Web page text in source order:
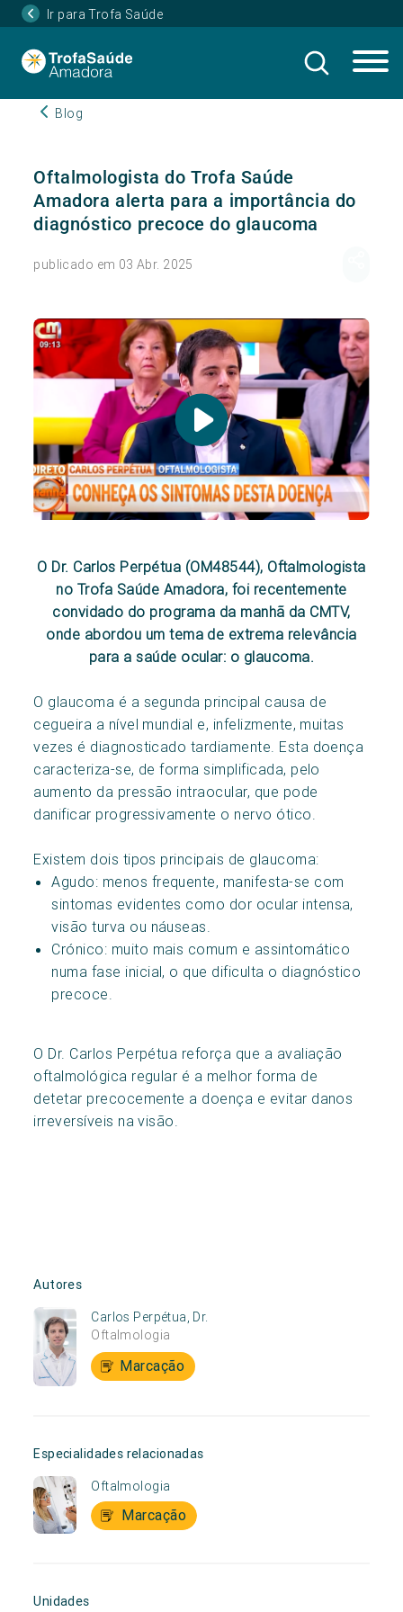
Ir para Trofa Saúde
Blog
Oftalmologista do Trofa Saúde
Amadora alerta para a importância do
diagnóstico precoce do glaucoma
publicado em 03 Abr. 2025
O Dr. Carlos Perpétua (OM48544), Oftalmologista
no Trofa Saúde Amadora, foi recentemente
convidado do programa da manhã da CMTV,
onde abordou um tema de extrema relevância
para a saúde ocular: o glaucoma.
O glaucoma é a segunda principal causa de
cegueira a nível mundial e, infelizmente, muitas
vezes é diagnosticado tardiamente. Esta doença
caracteriza-se, de forma simplificada, pelo
aumento da pressão intraocular, que pode
danificar progressivamente o nervo ótico.
Existem dois tipos principais de glaucoma:
Agudo: menos frequente, manifesta-se com
sintomas evidentes como dor ocular intensa,
visão turva ou náuseas.
Crónico: muito mais comum e assintomático
numa fase inicial, o que dificulta o diagnóstico
precoce.
O Dr. Carlos Perpétua reforça que a avaliação
oftalmológica regular é a melhor forma de
detetar precocemente a doença e evitar danos
irreversíveis na visão.
Autores
Carlos Perpétua, Dr.
Oftalmologia
Marcação
Especialidades relacionadas
Oftalmologia
Marcação
Unidades